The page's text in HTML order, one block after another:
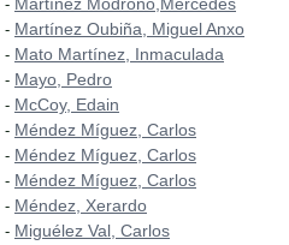
-
- Martínez Oubiña, Miguel Anxo
- Mato Martínez, Inmaculada
- Mayo, Pedro
- McCoy, Edain
- Méndez Míguez, Carlos
- Méndez Míguez, Carlos
- Méndez Míguez, Carlos
- Méndez, Xerardo
- Miguélez Val, Carlos